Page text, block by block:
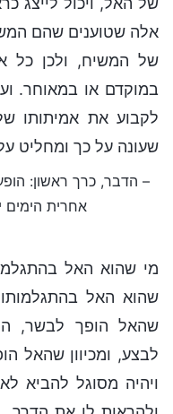
אלה שטוענים שהם
של המשיח, ולכן כל
במוקדם או במאוחר.
לקבוע את אמיתותו
שעונה על כך ומחליט
– הדבר, כרך ראשון:
אחרית הימים
מי שהוא האל
שהוא האל בהתגלמותו
שהאל הופך לבשר,
לבצע, ומכיוון שהאל
ויהיה מסוגל להביא